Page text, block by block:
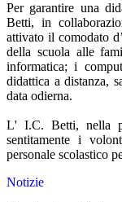
Per garantire una
Betti, in
attivato il comodato
della scuola alle
informatica; i
didattica a distanza,
data odierna.
L' I.C. Betti, nella
sentitamente i
personale scolastico
Notizie